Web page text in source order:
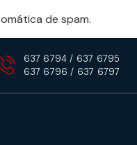
de spam.
637 6794 / 637 6795
637 6796 / 637 6797